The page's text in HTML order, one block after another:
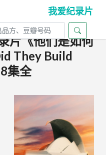
我爱纪录片
片《他们是如何
They Build
集全